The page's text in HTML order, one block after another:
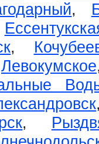
,
,
Левокумское
,